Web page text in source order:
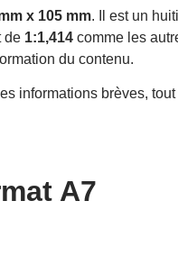
x 105 mm. Il est un
de 1:1,414 comme les
du contenu.
informations brèves,
A7